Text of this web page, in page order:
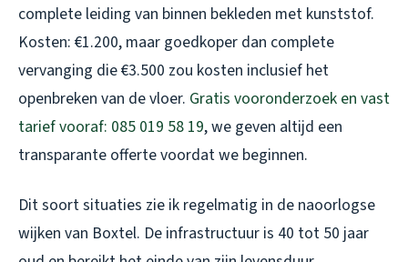
complete leiding van binnen bekleden met kunststof.
Kosten: €1.200, maar goedkoper dan complete
vervanging die €3.500 zou kosten inclusief het
openbreken van de vloer. Gratis vooronderzoek en vast
tarief vooraf: 085 019 58 19, we geven altijd een
transparante offerte voordat we beginnen.
Dit soort situaties zie ik regelmatig in de naoorlogse
wijken van Boxtel. De infrastructuur is 40 tot 50 jaar